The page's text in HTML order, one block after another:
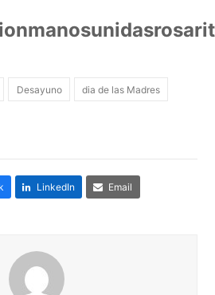
Desayuno dia de las Madres
LinkedIn Email